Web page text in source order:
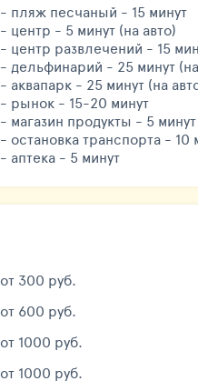
- пляж песчаный - 15 минут
- центр - 5 минут (на авто)
- центр развлечений - 15
- дельфинарий - 25 минут
- аквапарк - 25 минут (на
- рынок - 15-20 минут
- магазин продукты - 5 минут
- остановка транспорта - 10
- аптека - 5 минут
от 300 руб.
от 600 руб.
от 1000 руб.
от 1000 руб.